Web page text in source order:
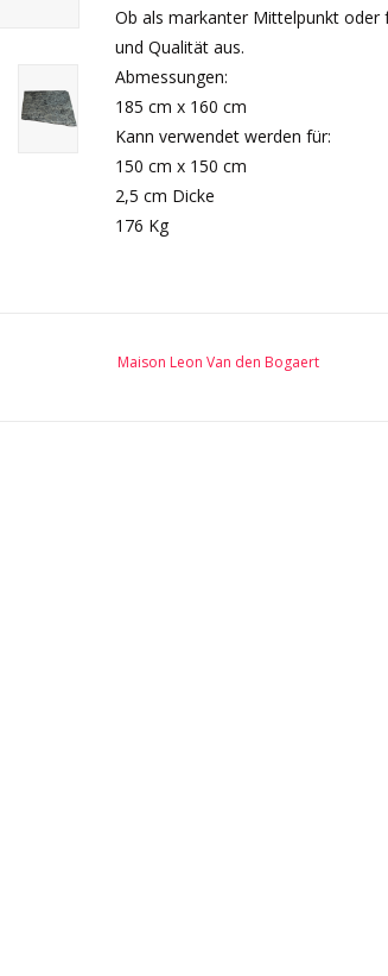
Ob als markanter Mittelpunkt
und Qualität aus.
Abmessungen:
185 cm x 160 cm
Kann verwendet werden für:
150 cm x 150 cm
2,5 cm Dicke
176 Kg
Maison Leon Van den Bogaert